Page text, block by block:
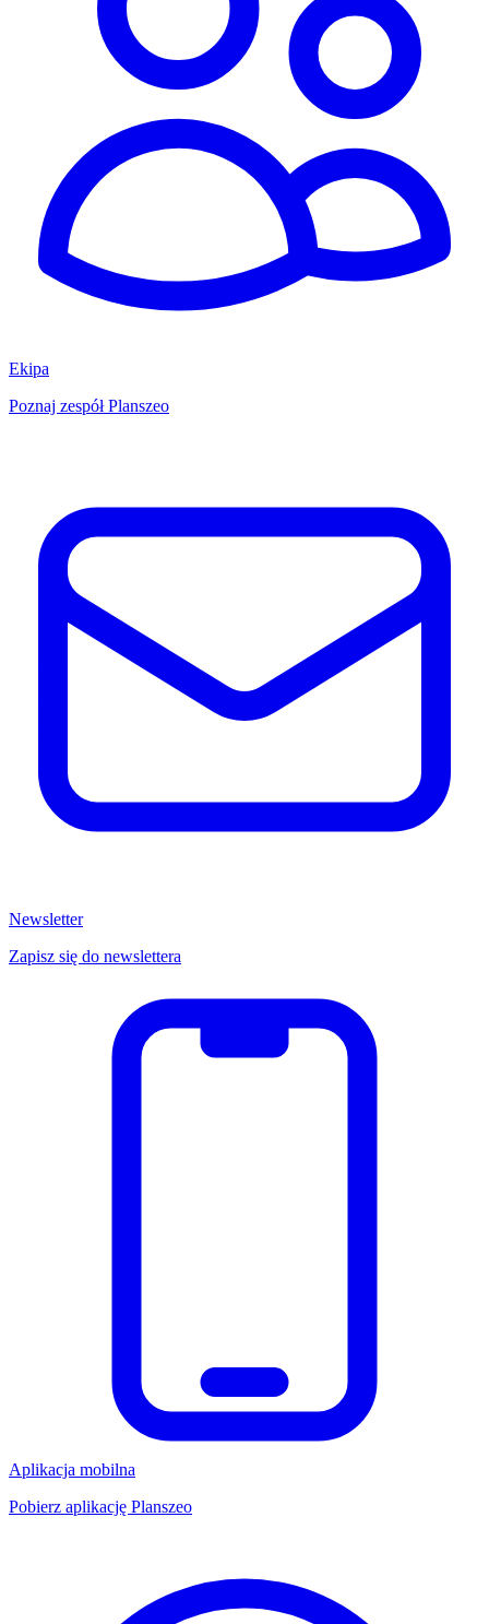
Ekipa
Poznaj zespół Planszeo
Newsletter
Zapisz się do newslettera
Aplikacja mobilna
Pobierz aplikację Planszeo